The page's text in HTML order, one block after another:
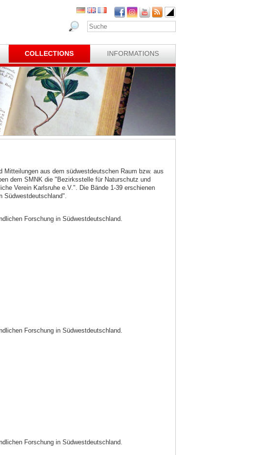
COLLECTIONS INFORMATIONS
aus dem südwestdeutschen Raum bzw. aus
dem SMNK die "Bezirksstelle für Naturschutz und
Verein Karlsruhe e.V.". Die Bände 1-39 erschienen
Südwestdeutschland".
Forschung in Südwestdeutschland.
Forschung in Südwestdeutschland.
Forschung in Südwestdeutschland.